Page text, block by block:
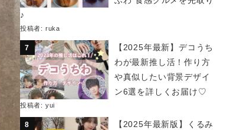
♪
投稿者: ruka
【2025年最新】デコうち
わが最新推し活！作り方
や真似したい背景デザイ
ン6選を詳しくお届け♡
投稿者: yui
【2025年最新版】くるみ